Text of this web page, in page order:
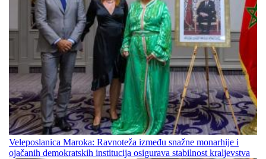
Veleposlanica Maroka: Ravnoteža između snažne monarhije i
ojačanih demokratskih institucija osigurava stabilnost kraljevstva